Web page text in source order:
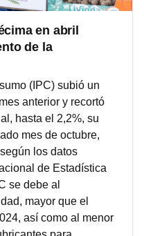
en abril
de la
(IPC) subió un
anterior y recortó
hasta el 2,2%, su
mes de octubre,
los datos
de Estadística
se debe al
mayor que el
así como al menor